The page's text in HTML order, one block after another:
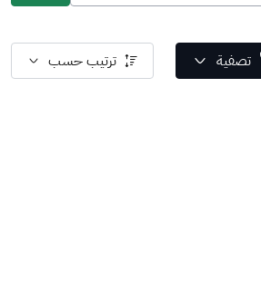
تصفية ترتيب حسب